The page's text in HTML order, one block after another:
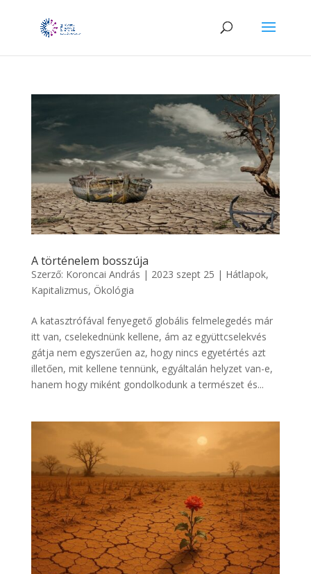
A történelem bosszúja
Szerző: Koroncai András | 2023 szept 25 | Hátlapok,
Kapitalizmus, Ökológia
A katasztrófával fenyegető globális felmelegedés már
itt van, cselekednünk kellene, ám az együttcselekvés
gátja nem egyszerűen az, hogy nincs egyetértés azt
illetően, mit kellene tennünk, egyáltalán helyzet van-e,
hanem hogy miként gondolkodunk a természet és...